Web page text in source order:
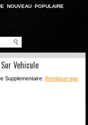
NOUVEAU POPULAIRE
Vehicule
Supplementaire: Rembourrage